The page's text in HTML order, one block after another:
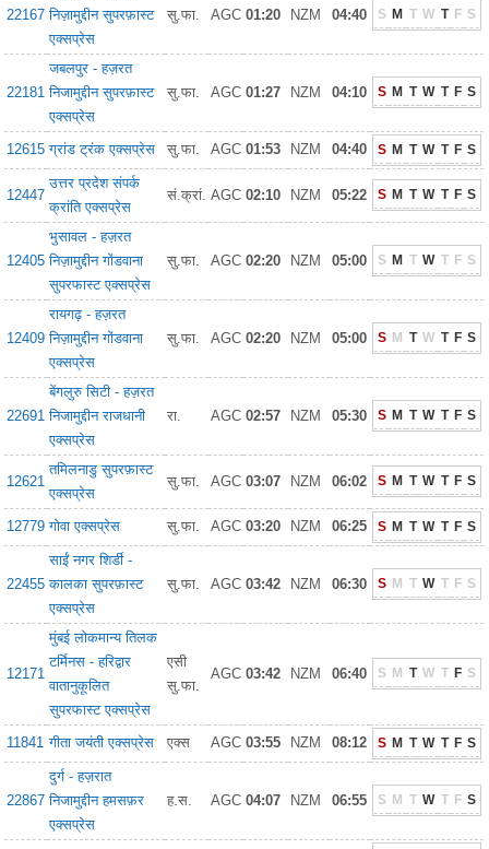
22167 निज़ामुद्दीन सुपरफ़ास्ट
एक्सप्रेस
सु.फा. AGC 01:20 NZM 04:40 S M T W T F S
22181
जबलपुर - हज़रत
निजामुद्दीन सुपरफ़ास्ट
एक्सप्रेस
सु.फा. AGC 01:27 NZM 04:10 S M T W T F S
12615 ग्रांड ट्रंक एक्सप्रेस सु.फा. AGC 01:53 NZM 04:40 S M T W T F S
12447
उत्तर प्रदेश संपर्क
क्रांति एक्सप्रेस
सं.क्रां. AGC 02:10 NZM 05:22 S M T W T F S
12405
भुसावल - हज़रत
निज़ामुद्दीन गोंडवाना
सुपरफास्ट एक्सप्रेस
सु.फा. AGC 02:20 NZM 05:00 S M T W T F S
12409
रायगढ़ - हज़रत
निज़ामुद्दीन गोंडवाना
एक्सप्रेस
सु.फा. AGC 02:20 NZM 05:00 S M T W T F S
22691
बेंगलुरु सिटी - हज़रत
निजामुद्दीन राजधानी
एक्सप्रेस
रा. AGC 02:57 NZM 05:30 S M T W T F S
12621
तमिलनाडु सुपरफ़ास्ट
एक्सप्रेस
सु.फा. AGC 03:07 NZM 06:02 S M T W T F S
12779 गोवा एक्सप्रेस सु.फा. AGC 03:20 NZM 06:25 S M T W T F S
22455
साईं नगर शिर्डी -
कालका सुपरफ़ास्ट
एक्सप्रेस
सु.फा. AGC 03:42 NZM 06:30 S M T W T F S
12171
मुंबई लोकमान्य तिलक
टर्मिनस - हरिद्वार
वातानुकूलित
सुपरफास्ट एक्सप्रेस
एसी
सु.फा.
AGC 03:42 NZM 06:40 S M T W T F S
11841 गीता जयंती एक्सप्रेस एक्स AGC 03:55 NZM 08:12 S M T W T F S
22867
दुर्ग - हज़रात
निजामुद्दीन हमसफ़र
एक्सप्रेस
ह.स. AGC 04:07 NZM 06:55 S M T W T F S